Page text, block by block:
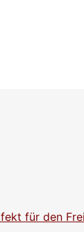
für den